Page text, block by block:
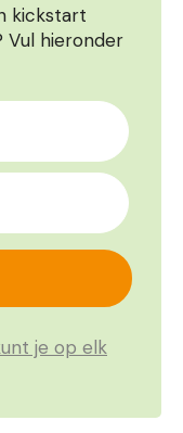
kickstart
Vul hieronder
je op elk